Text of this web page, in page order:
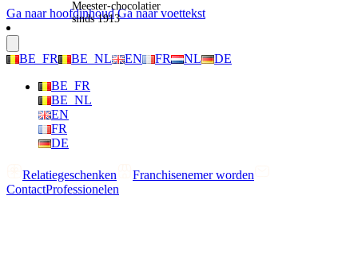
Ga naar hoofdinhoud Ga naar voettekst
BE_FR BE_NL EN FR NL
DE
BE_FR
BE_NL
EN
FR
DE
Relatiegeschenken
Franchisenemer worden
ContactProfessionelen
Meester-chocolatier
sinds 1913